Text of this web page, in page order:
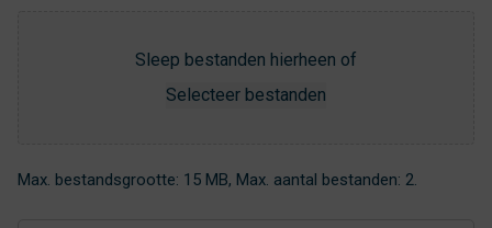
Sleep bestanden hierheen of
Selecteer bestanden
Max. bestandsgrootte: 15 MB, Max. aantal bestanden: 2.